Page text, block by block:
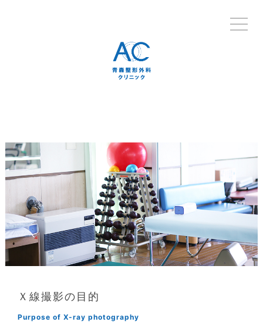
Ｘ線撮影の目的
Purpose of X-ray photography